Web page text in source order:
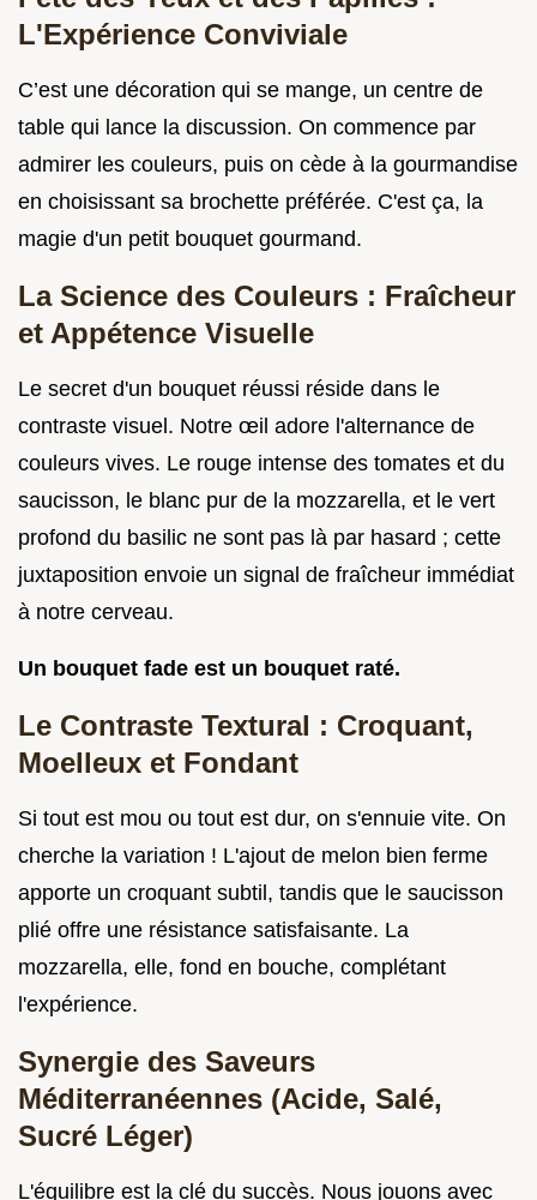
L'Expérience Conviviale
C’est une décoration qui se mange, un centre de
table qui lance la discussion. On commence par
admirer les couleurs, puis on cède à la gourmandise
en choisissant sa brochette préférée. C'est ça, la
magie d'un petit bouquet gourmand.
La Science des Couleurs : Fraîcheur
et Appétence Visuelle
Le secret d'un bouquet réussi réside dans le
contraste visuel. Notre œil adore l'alternance de
couleurs vives. Le rouge intense des tomates et du
saucisson, le blanc pur de la mozzarella, et le vert
profond du basilic ne sont pas là par hasard ; cette
juxtaposition envoie un signal de fraîcheur immédiat
à notre cerveau.
Un bouquet fade est un bouquet raté.
Le Contraste Textural : Croquant,
Moelleux et Fondant
Si tout est mou ou tout est dur, on s'ennuie vite. On
cherche la variation ! L'ajout de melon bien ferme
apporte un croquant subtil, tandis que le saucisson
plié offre une résistance satisfaisante. La
mozzarella, elle, fond en bouche, complétant
l'expérience.
Synergie des Saveurs
Méditerranéennes (Acide, Salé,
Sucré Léger)
L'équilibre est la clé du succès. Nous jouons avec